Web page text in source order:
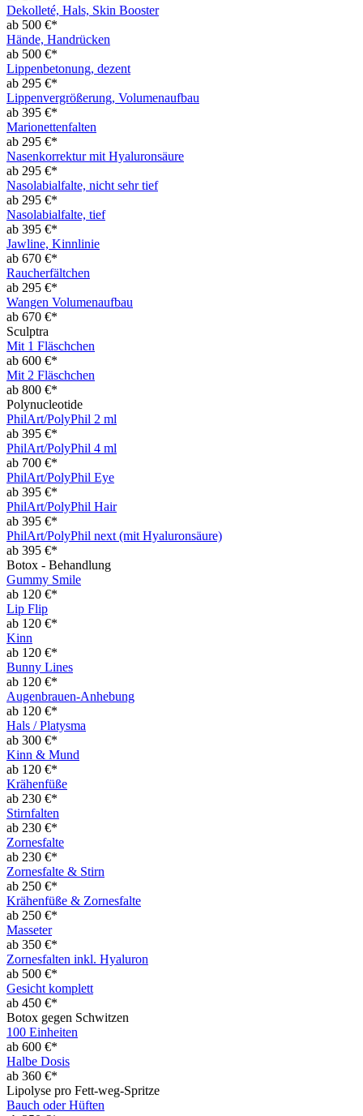
Dekolleté, Hals, Skin Booster
ab 500 €*
Hände, Handrücken
ab 500 €*
Lippenbetonung, dezent
ab 295 €*
Lippenvergrößerung, Volumenaufbau
ab 395 €*
Marionettenfalten
ab 295 €*
Nasenkorrektur mit Hyaluronsäure
ab 295 €*
Nasolabialfalte, nicht sehr tief
ab 295 €*
Nasolabialfalte, tief
ab 395 €*
Jawline, Kinnlinie
ab 670 €*
Raucherfältchen
ab 295 €*
Wangen Volumenaufbau
ab 670 €*
Sculptra
Mit 1 Fläschchen
ab 600 €*
Mit 2 Fläschchen
ab 800 €*
Polynucleotide
PhilArt/PolyPhil 2 ml
ab 395 €*
PhilArt/PolyPhil 4 ml
ab 700 €*
PhilArt/PolyPhil Eye
ab 395 €*
PhilArt/PolyPhil Hair
ab 395 €*
PhilArt/PolyPhil next (mit Hyaluronsäure)
ab 395 €*
Botox - Behandlung
Gummy Smile
ab 120 €*
Lip Flip
ab 120 €*
Kinn
ab 120 €*
Bunny Lines
ab 120 €*
Augenbrauen-Anhebung
ab 120 €*
Hals / Platysma
ab 300 €*
Kinn & Mund
ab 120 €*
Krähenfüße
ab 230 €*
Stirnfalten
ab 230 €*
Zornesfalte
ab 230 €*
Zornesfalte & Stirn
ab 250 €*
Krähenfüße & Zornesfalte
ab 250 €*
Masseter
ab 350 €*
Zornesfalten inkl. Hyaluron
ab 500 €*
Gesicht komplett
ab 450 €*
Botox gegen Schwitzen
100 Einheiten
ab 600 €*
Halbe Dosis
ab 360 €*
Lipolyse pro Fett-weg-Spritze
Bauch oder Hüften